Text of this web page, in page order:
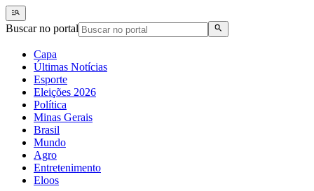
Buscar no portal
Capa
Últimas Notícias
Esporte
Eleições 2026
Política
Minas Gerais
Brasil
Mundo
Agro
Entretenimento
Eloos